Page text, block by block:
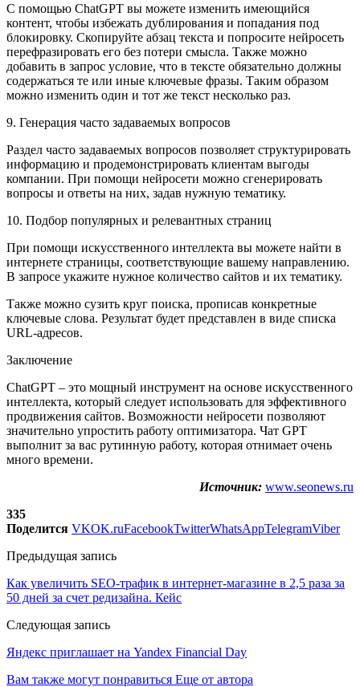
С помощью ChatGPT вы можете изменить имеющийся
контент, чтобы избежать дублирования и попадания под
блокировку. Скопируйте абзац текста и попросите нейросеть
перефразировать его без потери смысла. Также можно
добавить в запрос условие, что в тексте обязательно должны
содержаться те или иные ключевые фразы. Таким образом
можно изменить один и тот же текст несколько раз.
9. Генерация часто задаваемых вопросов
Раздел часто задаваемых вопросов позволяет структурировать
информацию и продемонстрировать клиентам выгоды
компании. При помощи нейросети можно сгенерировать
вопросы и ответы на них, задав нужную тематику.
10. Подбор популярных и релевантных страниц
При помощи искусственного интеллекта вы можете найти в
интернете страницы, соответствующие вашему направлению.
В запросе укажите нужное количество сайтов и их тематику.
Также можно сузить круг поиска, прописав конкретные
ключевые слова. Результат будет представлен в виде списка
URL-адресов.
Заключение
ChatGPT – это мощный инструмент на основе искусственного
интеллекта, который следует использовать для эффективного
продвижения сайтов. Возможности нейросети позволяют
значительно упростить работу оптимизатора. Чат GPT
выполнит за вас рутинную работу, которая отнимает очень
много времени.
Источник: www.seonews.ru
335
Поделится VKOK.ruFacebookTwitterWhatsAppTelegramViber
Предыдущая запись
Как увеличить SEO-трафик в интернет-магазине в 2,5 раза за
50 дней за счет редизайна. Кейс
Следующая запись
Яндекс приглашает на Yandex Financial Day
Вам также могут понравиться Еще от автора